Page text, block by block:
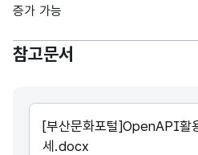
증가 가능
참고문서
[부산문화포털]OpenAPI활
세.docx